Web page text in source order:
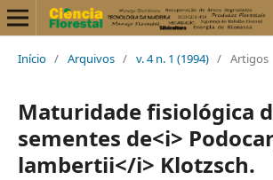
Início / Arquivos / v. 4 n. 1 (1994) / Artigos
Maturidade fisiológica
sementes de<i>
lambertii</i> Klotzsch.